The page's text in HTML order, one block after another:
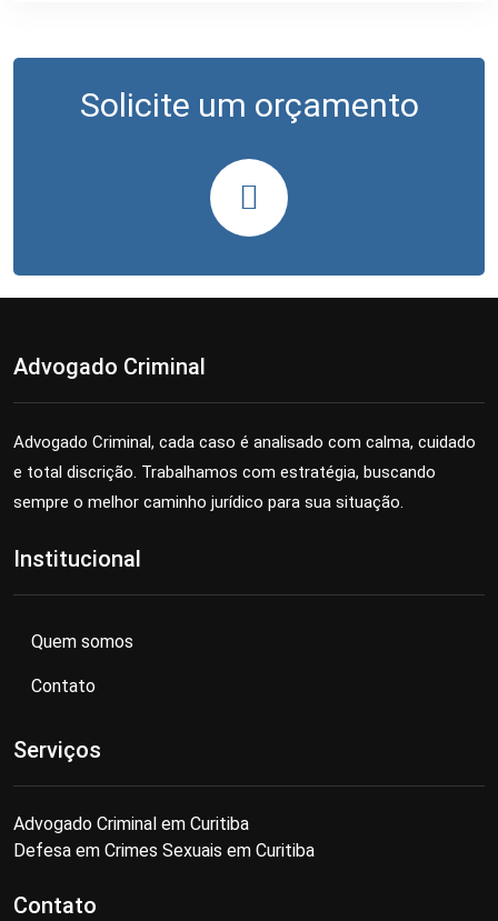
Solicite um orçamento
Advogado Criminal
Advogado Criminal, cada caso é analisado com calma, cuidado
e total discrição. Trabalhamos com estratégia, buscando
sempre o melhor caminho jurídico para sua situação.
Institucional
Quem somos
Contato
Serviços
Advogado Criminal em Curitiba
Defesa em Crimes Sexuais em Curitiba
Contato